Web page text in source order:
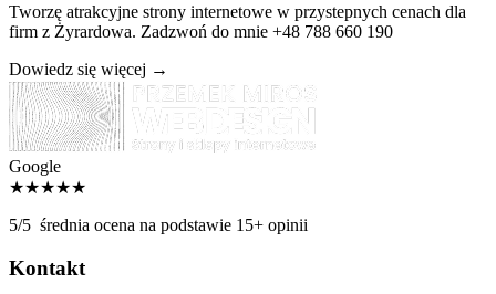
Tworzę atrakcyjne strony internetowe w przystepnych cenach dla
firm z Żyrardowa. Zadzwoń do mnie +48 788 660 190
Dowiedz się więcej →
Google
★★★★★
5/5 średnia ocena na podstawie 15+ opinii
Kontakt